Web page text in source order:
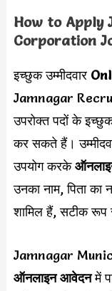
How to Apply
Corporation
इच्छुक उम्मीदवार
Jamnagar
उपरोक्त पदों के
कर सकते हैं।
उपयोग करके
उनका नाम, पिता का
शामिल हैं, सटीक रूप
Jamnagar
ऑनलाइन आवेदनमें